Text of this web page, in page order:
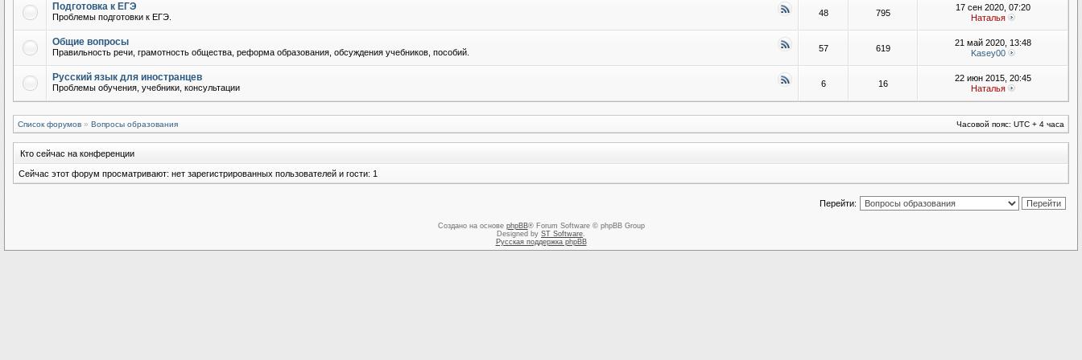
Подготовка к ЕГЭ
Проблемы подготовки к ЕГЭ. 48 795
17 сен 2020, 07:20
Наталья
Общие вопросы
Правильность речи, грамотность общества, реформа образования, обсуждения учебников, пособий. 57 619
21 май 2020, 13:48
Kasey00
Русский язык для иностранцев
Проблемы обучения, учебники, консультации 6 16
22 июн 2015, 20:45
Наталья
Список форумов » Вопросы образования Часовой пояс: UTC + 4 часа
Кто сейчас на конференции
Сейчас этот форум просматривают: нет зарегистрированных пользователей и гости: 1
Перейти:
Создано на основе phpBB® Forum Software © phpBB Group
Designed by ST Software.
Русская поддержка phpBB